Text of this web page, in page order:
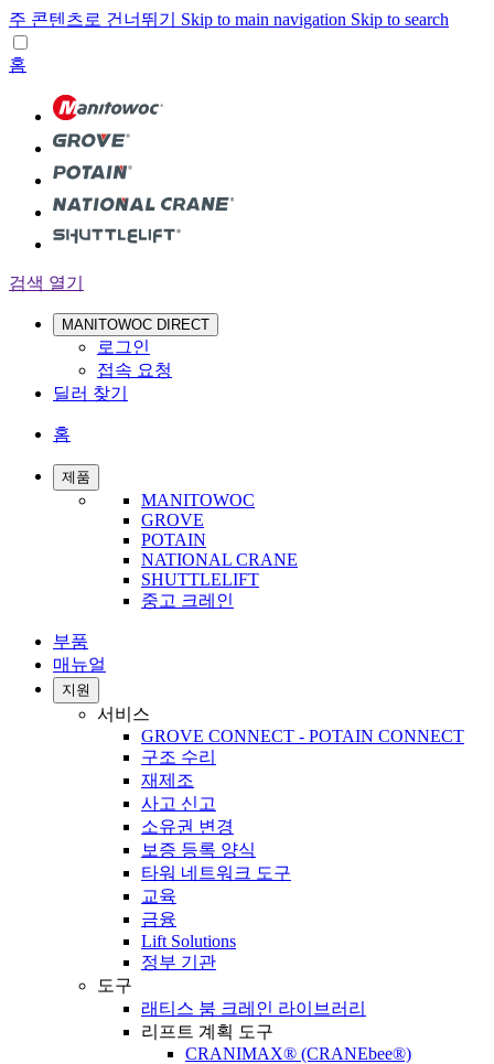
주 콘텐츠로 건너뛰기 Skip to main navigation Skip to search
홈
검색 열기
MANITOWOC DIRECT
로그인
접속 요청
딜러 찾기
홈
제품
MANITOWOC
GROVE
POTAIN
NATIONAL CRANE
SHUTTLELIFT
중고 크레인
부품
매뉴얼
지원
서비스
GROVE CONNECT - POTAIN CONNECT
구조 수리
재제조
사고 신고
소유권 변경
보증 등록 양식
타워 네트워크 도구
교육
금융
Lift Solutions
정부 기관
도구
래티스 붐 크레인 라이브러리
리프트 계획 도구
CRANIMAX® (CRANEbee®)